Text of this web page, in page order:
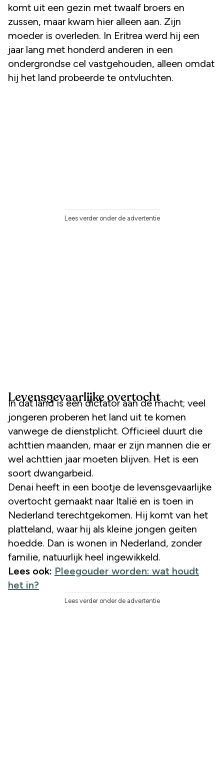
komt uit een gezin met twaalf broers en
zussen, maar kwam hier alleen aan. Zijn
moeder is overleden. In Eritrea werd hij een
jaar lang met honderd anderen in een
ondergrondse cel vastgehouden, alleen omdat
hij het land probeerde te ontvluchten.
Lees verder onder de advertentie
Levensgevaarlijke overtocht
In dat land is een dictator aan de macht; veel
jongeren proberen het land uit te komen
vanwege de dienstplicht. Officieel duurt die
achttien maanden, maar er zijn mannen die er
wel achttien jaar moeten blijven. Het is een
soort dwangarbeid.
Denai heeft in een bootje de levensgevaarlijke
overtocht gemaakt naar Italië en is toen in
Nederland terechtgekomen. Hij komt van het
platteland, waar hij als kleine jongen geiten
hoedde. Dan is wonen in Nederland, zonder
familie, natuurlijk heel ingewikkeld.
Lees ook: Pleegouder worden: wat houdt
het in?
Lees verder onder de advertentie